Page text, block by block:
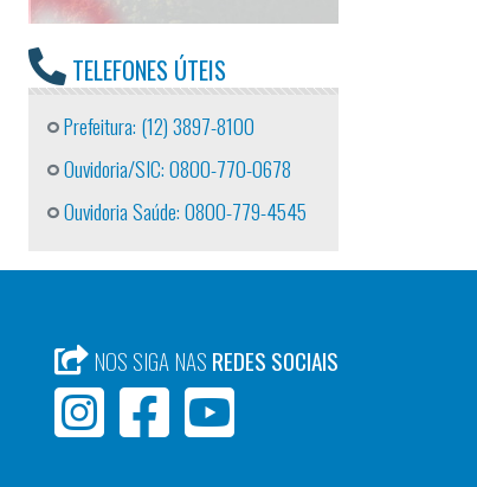
TELEFONES ÚTEIS
Prefeitura: (12) 3897-8100
Ouvidoria/SIC: 0800-770-0678
Ouvidoria Saúde: 0800-779-4545
NOS SIGA NAS REDES SOCIAIS